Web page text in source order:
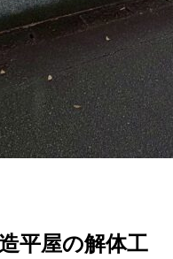
平屋の解体工